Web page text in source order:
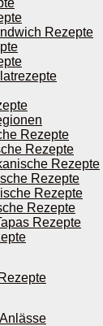
Rezepte
Rezepte
Rezepte
Rezepte
Rezepte
Rezepte
Rezepte
Rezepte